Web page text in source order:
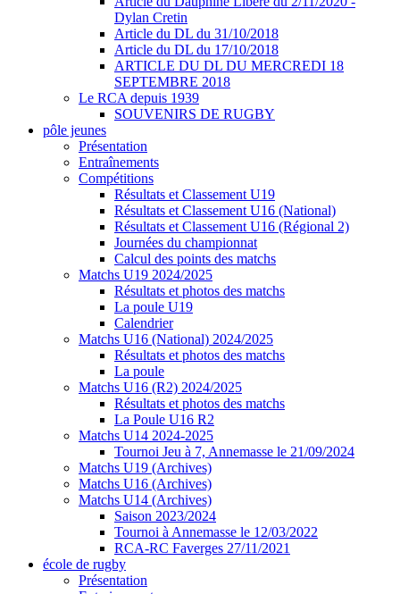
Dylan Cretin
Article du DL du 31/10/2018
Article du DL du 17/10/2018
ARTICLE DU DL DU MERCREDI 18
SEPTEMBRE 2018
Le RCA depuis 1939
SOUVENIRS DE RUGBY
pôle jeunes
Présentation
Entraînements
Compétitions
Résultats et Classement U19
Résultats et Classement U16 (National)
Résultats et Classement U16 (Régional 2)
Journées du championnat
Calcul des points des matchs
Matchs U19 2024/2025
Résultats et photos des matchs
La poule U19
Calendrier
Matchs U16 (National) 2024/2025
Résultats et photos des matchs
La poule
Matchs U16 (R2) 2024/2025
Résultats et photos des matchs
La Poule U16 R2
Matchs U14 2024-2025
Tournoi Jeu à 7, Annemasse le 21/09/2024
Matchs U19 (Archives)
Matchs U16 (Archives)
Matchs U14 (Archives)
Saison 2023/2024
Tournoi à Annemasse le 12/03/2022
RCA-RC Faverges 27/11/2021
école de rugby
Présentation